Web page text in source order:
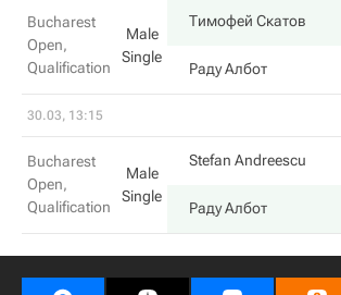
Bucharest
Open,
Qualification
Male
Single
Тимофей Скатов
Раду Албот
30.03, 13:15
Bucharest
Open,
Qualification
Male
Single
Stefan Andreescu
Раду Албот